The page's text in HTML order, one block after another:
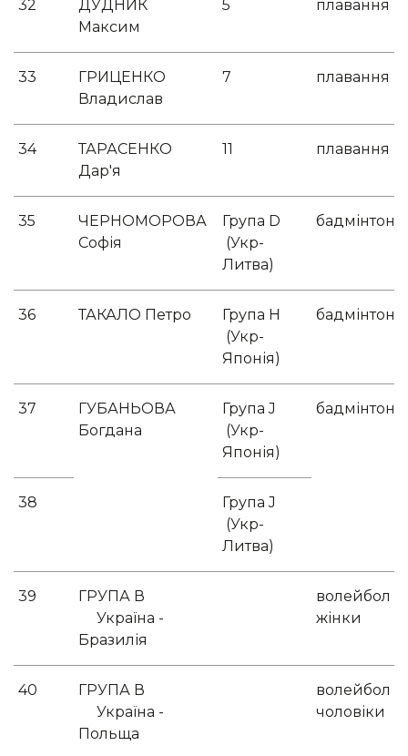
32
ДУДНИК
Максим
5 плавання
33
ГРИЦЕНКО
Владислав
7 плавання
34
ТАРАСЕНКО
Дар'я
11 плавання
35
ЧЕРНОМОРОВА
Софія
Група D
(Укр-
Литва)
бадмінтон
36 ТАКАЛО Петро
Група Н
(Укр-
Японія)
бадмінтон
37
ГУБАНЬОВА
Богдана
Група J
(Укр-
Японія)
бадмінтон
38
Група J
(Укр-
Литва)
39
ГРУПА В
Україна -
Бразилія
волейбол
жінки
40
ГРУПА В
Україна -
Польща
волейбол
чоловіки